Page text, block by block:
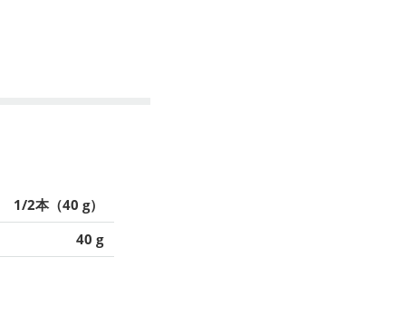
1/2本（40 g）
40 g